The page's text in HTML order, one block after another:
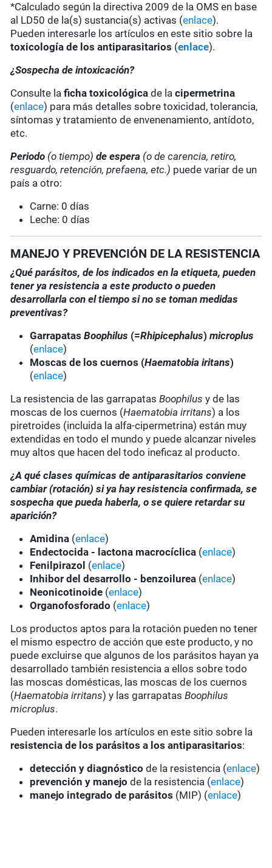
*Calculado según la directiva 2009 de la OMS en base
al LD50 de la(s) sustancia(s) activas (enlace).
Pueden interesarle los artículos en este sitio sobre la
toxicología de los antiparasitarios (enlace).
¿Sospecha de intoxicación?
Consulte laficha toxicológica de lacipermetrina
(enlace) para más detalles sobre toxicidad, tolerancia,
síntomas y tratamiento de envenenamiento, antídoto,
etc.
Periodo (o tiempo) de espera (o de carencia, retiro,
resguardo, retención, prefaena, etc.) puede variar de un
país a otro:
Carne: 0 días
Leche: 0 días
MANEJO Y PREVENCIÓN DE LA RESISTENCIA
¿Qué parásitos, de los indicados en la etiqueta, pueden
tener ya resistencia a este producto o pueden
desarrollarla con el tiempo si no se toman medidas
preventivas?
GarrapatasBoophilus (=Rhipicephalus)microplus
(enlace)
Moscas de los cuernos (Haematobia iritans)
(enlace)
La resistencia de las garrapatasBoophilus y de las
moscas de los cuernos (Haematobia irritans) a los
piretroides (incluida la alfa-cipermetrina) están muy
extendidas en todo el mundo y puede alcanzar niveles
muy altos que hacen del todo ineficaz al producto.
¿A qué clases químicas de antiparasitarios conviene
cambiar (rotación) si ya hay resistencia confirmada, se
sospecha que pueda haberla, o se quiere retardar su
aparición?
Amidina (enlace)
Endectocida - lactona macrocíclica (enlace)
Fenilpirazol (enlace)
Inhibor del desarrollo - benzoilurea (enlace)
Neonicotinoide (enlace)
Organofosforado (enlace)
Los productos aptos para la rotación pueden no tener
el mismo espectro de acción que este producto, y no
puede excluirse que algunos de los parásitos hayan ya
desarrollado también resistencia a ellos sobre todo
las moscas domésticas, las moscas de los cuernos
(Haematobia irritans) y las garrapatasBoophilus
microplus.
Pueden interesarle los artículos en este sitio sobre la
resistencia de los parásitos a los antiparasitarios:
detección y diagnóstico de la resistencia (enlace)
prevención y manejo de la resistencia (enlace)
manejo integrado de parásitos (MIP) (enlace)